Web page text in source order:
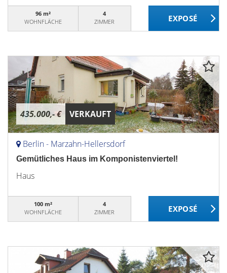
96 m²
WOHNFLÄCHE
4
ZIMMER
435.000,- € VERKAUFT
Berlin - Marzahn-Hellersdorf
Gemütliches Haus im Komponistenviertel!
Haus
100 m²
WOHNFLÄCHE
4
ZIMMER